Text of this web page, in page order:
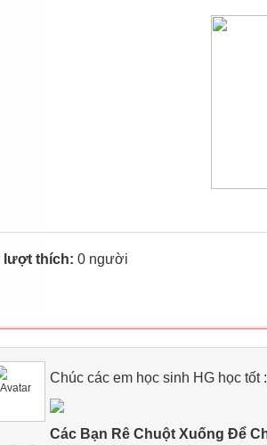
lượt thích: 0 người
Chúc các em học sinh HG học tốt :
Các Bạn Rê Chuột Xuống Để